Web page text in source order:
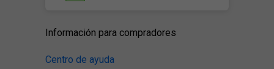
Información para compradores
Centro de ayuda